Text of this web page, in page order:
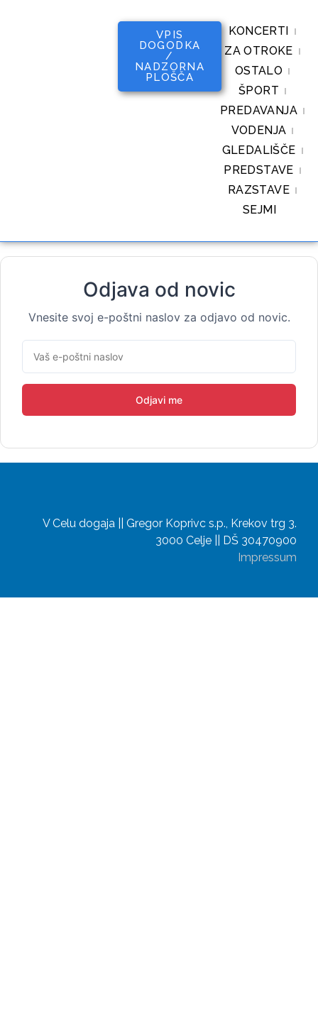
KONCERTI
ZA OTROKE
OSTALO
ŠPORT
PREDAVANJA
VODENJA
GLEDALIŠČE
PREDSTAVE
RAZSTAVE
SEJMI
VPIS
DOGODKA
/
NADZORNA
PLOŠČA
Odjava od novic
Vnesite svoj e-poštni naslov za odjavo od novic.
Odjavi me
V Celu dogaja || Gregor Koprivc s.p., Krekov trg 3.
3000 Celje || DŠ 30470900
Impressum